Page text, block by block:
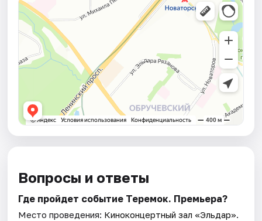
Вопросы и ответы
Где пройдет событие Теремок. Премьера?
Место проведения: Киноконцертный зал «Эльдар».